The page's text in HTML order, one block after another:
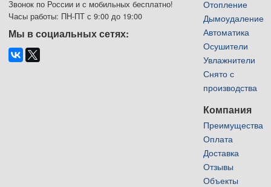
Звонок по России и с мобильных бесплатно!
Часы работы: ПН-ПТ с 9:00 до 19:00
Мы в социальных сетях:
Отопление
Дымоудаление
Автоматика
Осушители
Увлажнители
Снято с
производства
Компания
Преимущества
Оплата
Доставка
Отзывы
Объекты